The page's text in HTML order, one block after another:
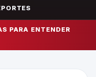
PARA ENTENDER